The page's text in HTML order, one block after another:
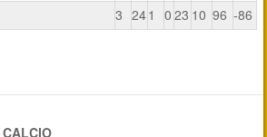
3 241 0 23 10 96 -86
CALCIO